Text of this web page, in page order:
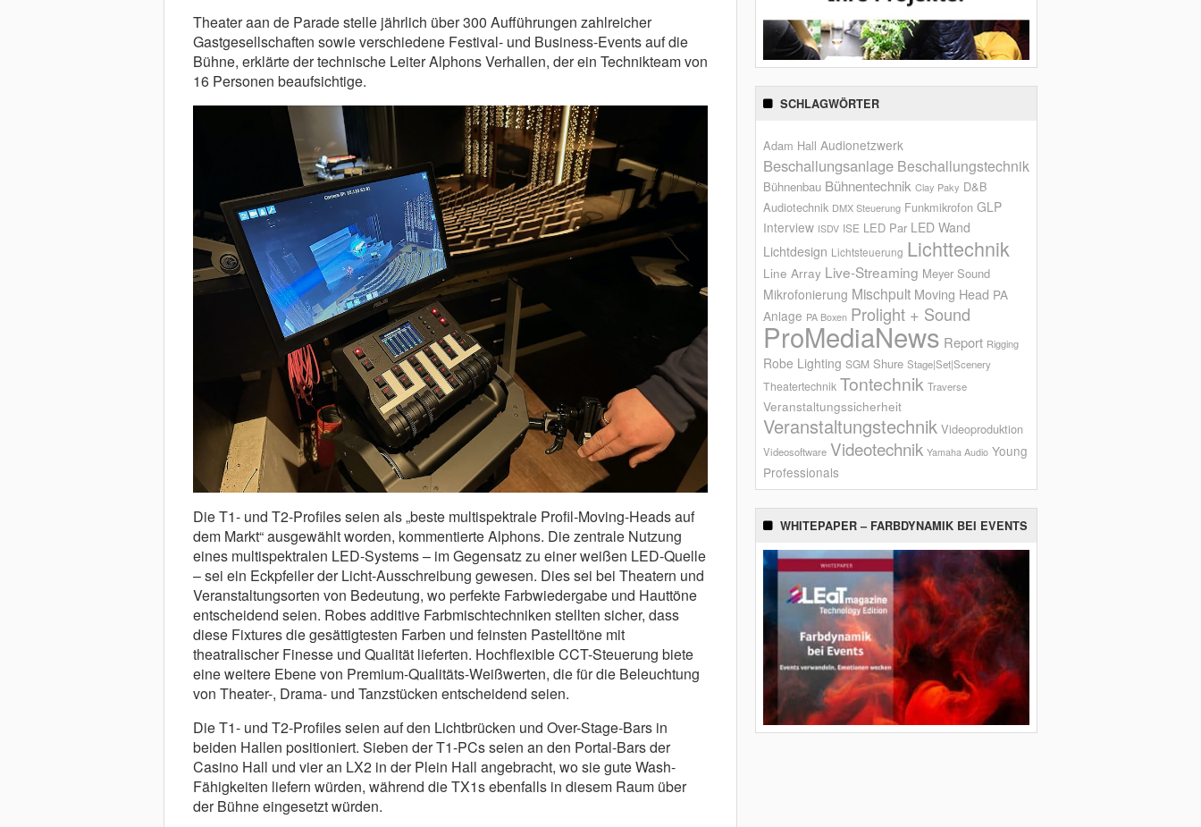
Theater aan de Parade stelle jährlich über 300 Aufführungen zahlreicher
Gastgesellschaften sowie verschiedene Festival- und Business-Events auf die
Bühne, erklärte der technische Leiter Alphons Verhallen, der ein Technikteam von
16 Personen beaufsichtige.
Die T1- und T2-Profiles seien als „beste multispektrale Profil-Moving-Heads auf
dem Markt“ ausgewählt worden, kommentierte Alphons. Die zentrale Nutzung
eines multispektralen LED-Systems – im Gegensatz zu einer weißen LED-Quelle
– sei ein Eckpfeiler der Licht-Ausschreibung gewesen. Dies sei bei Theatern und
Veranstaltungsorten von Bedeutung, wo perfekte Farbwiedergabe und Hauttöne
entscheidend seien. Robes additive Farbmischtechniken stellten sicher, dass
diese Fixtures die gesättigtesten Farben und feinsten Pastelltöne mit
theatralischer Finesse und Qualität lieferten. Hochflexible CCT-Steuerung biete
eine weitere Ebene von Premium-Qualitäts-Weißwerten, die für die Beleuchtung
von Theater-, Drama- und Tanzstücken entscheidend seien.
Die T1- und T2-Profiles seien auf den Lichtbrücken und Over-Stage-Bars in
beiden Hallen positioniert. Sieben der T1-PCs seien an den Portal-Bars der
Casino Hall und vier an LX2 in der Plein Hall angebracht, wo sie gute Wash-
Fähigkeiten liefern würden, während die TX1s ebenfalls in diesem Raum über
der Bühne eingesetzt würden.
SCHLAGWÖRTER
Adam Hall Audionetzwerk
Beschallungsanlage Beschallungstechnik
Bühnenbau Bühnentechnik Clay Paky D&B
Audiotechnik DMX Steuerung Funkmikrofon GLP
Interview ISDV ISE LED Par LED Wand
Lichtdesign Lichtsteuerung Lichttechnik
Line Array Live-Streaming Meyer Sound
Mikrofonierung Mischpult Moving Head PA
Anlage PA Boxen Prolight + Sound
ProMediaNews Report Rigging
Robe Lighting SGM Shure Stage|Set|Scenery
Theatertechnik Tontechnik Traverse
Veranstaltungssicherheit
Veranstaltungstechnik Videoproduktion
Videosoftware Videotechnik Yamaha Audio Young
Professionals
WHITEPAPER – FARBDYNAMIK BEI EVENTS